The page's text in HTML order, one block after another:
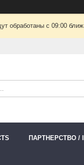
обработаны с 09:00
ПАРТНЕРСТВО /